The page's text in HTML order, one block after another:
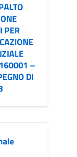
PER
–
DI